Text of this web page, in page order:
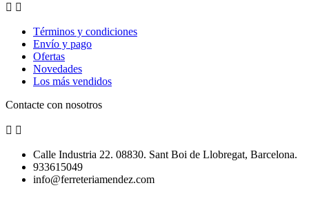
 
Términos y condiciones
Envío y pago
Ofertas
Novedades
Los más vendidos
Contacte con nosotros
 
Calle Industria 22. 08830. Sant Boi de Llobregat, Barcelona.
933615049
info@ferreteriamendez.com